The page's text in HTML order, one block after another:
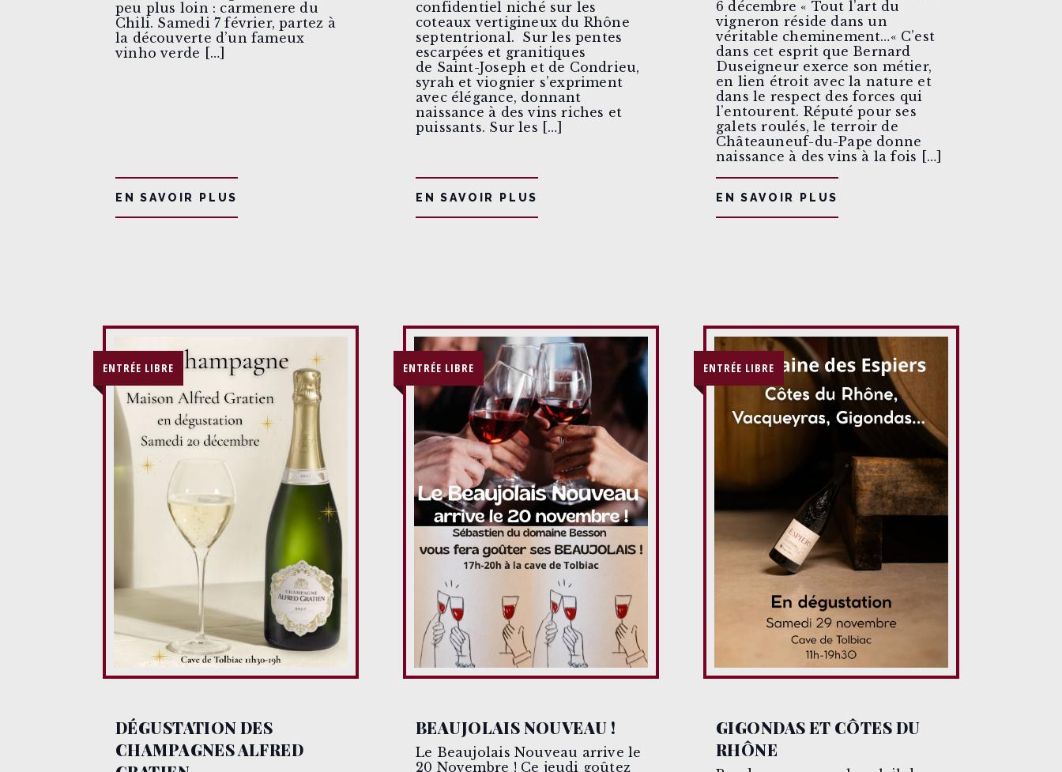
peu plus loin : carmenere du
Chili. Samedi 7 février, partez à
la découverte d’un fameux
vinho verde […]
EN SAVOIR PLUS
confidentiel niché sur les
coteaux vertigineux du Rhône
septentrional. Sur les pentes
escarpées et granitiques
de Saint-Joseph et de Condrieu,
syrah et viognier s’expriment
avec élégance, donnant
naissance à des vins riches et
puissants. Sur les […]
EN SAVOIR PLUS
6 décembre « Tout l’art du
vigneron réside dans un
véritable cheminement…« C’est
dans cet esprit que Bernard
Duseigneur exerce son métier,
en lien étroit avec la nature et
dans le respect des forces qui
l’entourent. Réputé pour ses
galets roulés, le terroir de
Châteauneuf-du-Pape donne
naissance à des vins à la fois […]
EN SAVOIR PLUS
ENTRÉE LIBRE
DÉGUSTATION DES
CHAMPAGNES ALFRED
ENTRÉE LIBRE
BEAUJOLAIS NOUVEAU !
Le Beaujolais Nouveau arrive le
20 Novembre ! Ce jeudi goûtez
ENTRÉE LIBRE
GIGONDAS ET CÔTES DU
RHÔNE